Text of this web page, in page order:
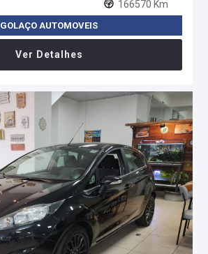
166570 Km
GOLAÇO AUTOMOVEIS
Ver Detalhes